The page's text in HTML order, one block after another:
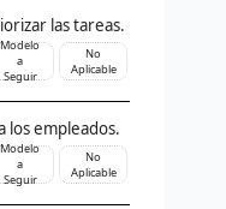
las tareas.
Modelo
a
Seguir
No
Aplicable
los empleados.
Modelo
a
Seguir
No
Aplicable